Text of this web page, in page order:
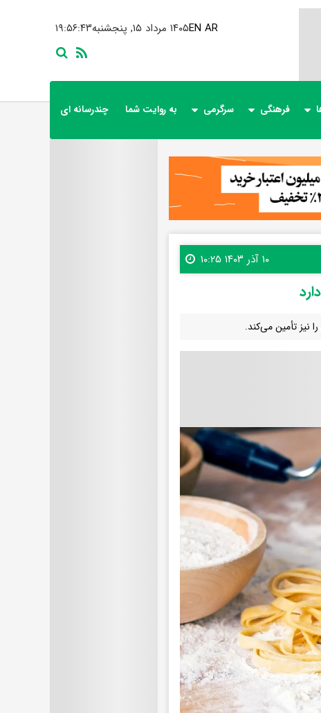
۱۹:۵۶:۴۵ ۱۴۰۵ مرداد ۱۵, پنجشنبهEN AR
فرهنگی سرگرمی به روایت شما چندرسانه ای
۱۰ آذر ۱۴۰۳ ۱۰:۲۵
نیز تأمین می‌کند.